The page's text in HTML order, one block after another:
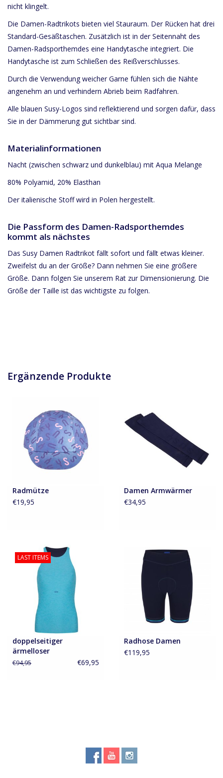
nicht klingelt.
Die Damen-Radtrikots bieten viel Stauraum. Der Rücken hat drei
Standard-Gesäßtaschen. Zusätzlich ist in der Seitennaht des
Damen-Radsporthemdes eine Handytasche integriert. Die
Handytasche ist zum Schließen des Reißverschlusses.
Durch die Verwendung weicher Garne fühlen sich die Nähte
angenehm an und verhindern Abrieb beim Radfahren.
Alle blauen Susy-Logos sind reflektierend und sorgen dafür, dass
Sie in der Dämmerung gut sichtbar sind.
Materialinformationen
Nacht (zwischen schwarz und dunkelblau) mit Aqua Melange
80% Polyamid, 20% Elasthan
Der italienische Stoff wird in Polen hergestellt.
Die Passform des Damen-Radsporthemdes
kommt als nächstes
Das Susy Damen Radtrikot fällt sofort und fällt etwas kleiner.
Zweifelst du an der Größe? Dann nehmen Sie eine größere
Größe. Dann folgen Sie unserem Rat zur Dimensionierung. Die
Größe der Taille ist das wichtigste zu folgen.
Ergänzende Produkte
Radmütze
€19,95
Damen Armwärmer
€34,95
LAST ITEMS
doppelseitiger
ärmelloser
Fahrradstopp
€94,95 €69,95
Radhose Damen
€119,95